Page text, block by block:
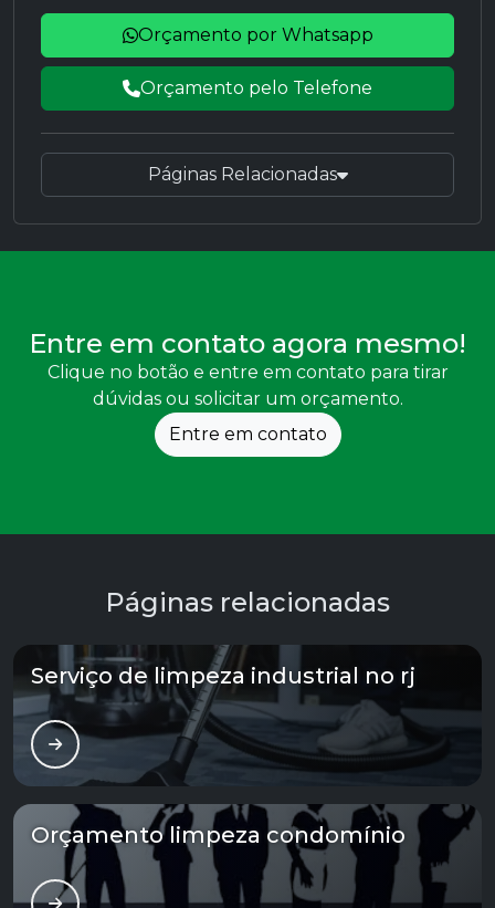
Orçamento por Whatsapp
Orçamento pelo Telefone
Páginas Relacionadas
Entre em contato agora mesmo!
Clique no botão e entre em contato para tirar
dúvidas ou solicitar um orçamento.
Entre em contato
Páginas relacionadas
Serviço de limpeza industrial no rj
Orçamento limpeza condomínio